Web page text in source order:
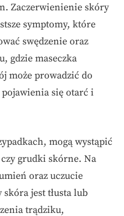
Zaczerwienienie skóry
symptomy, które
swędzenie oraz
gdzie maseczka
może prowadzić do
pojawienia się otarć i
mogą wystąpić
grudki skórne. Na
oraz uczucie
jest tłusta lub
trądziku,